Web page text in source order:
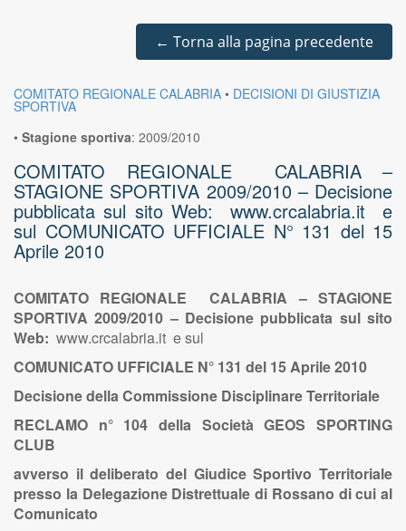
← Torna alla pagina precedente
COMITATO REGIONALE CALABRIA • DECISIONI DI GIUSTIZIA
SPORTIVA
• Stagione sportiva: 2009/2010
COMITATO REGIONALE CALABRIA –
STAGIONE SPORTIVA 2009/2010 – Decisione
pubblicata sul sito Web: www.crcalabria.it e
sul COMUNICATO UFFICIALE N° 131 del 15
Aprile 2010
COMITATO REGIONALE CALABRIA – STAGIONE
SPORTIVA 2009/2010 – Decisione pubblicata sul sito
Web: www.crcalabria.it e sul
COMUNICATO UFFICIALE N° 131 del 15 Aprile 2010
Decisione della Commissione Disciplinare Territoriale
RECLAMO n° 104 della Società GEOS SPORTING
CLUB
avverso il deliberato del Giudice Sportivo Territoriale
presso la Delegazione Distrettuale di Rossano di cui al
Comunicato